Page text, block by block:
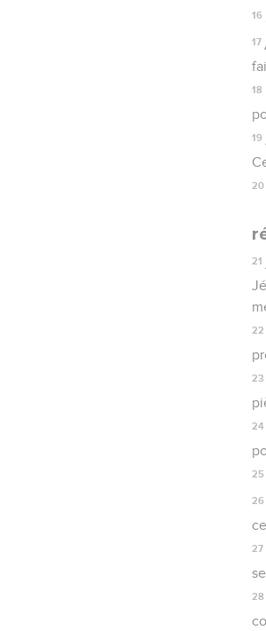
16
17
18
19
20
21
22
23
24
25
26
27
28